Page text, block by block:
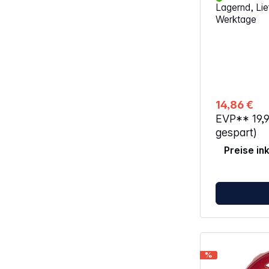
Messer
Integrierter
Lagernd,
Werktage
14,86 €
EVP**
gespart)
Preise
%